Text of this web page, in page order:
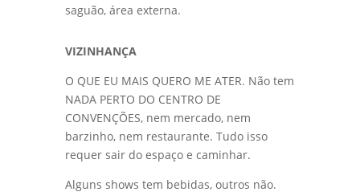
saguão, área externa.
VIZINHANÇA
O QUE EU MAIS QUERO ME ATER. Não tem
NADA PERTO DO CENTRO DE
CONVENÇÕES, nem mercado, nem
barzinho, nem restaurante. Tudo isso
requer sair do espaço e caminhar.
Alguns shows tem bebidas, outros não.